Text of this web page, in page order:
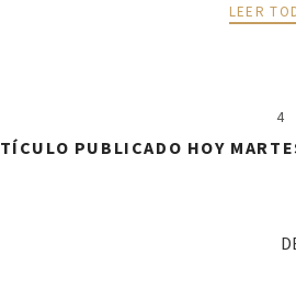
LEER
4
PUBLICADO HOY